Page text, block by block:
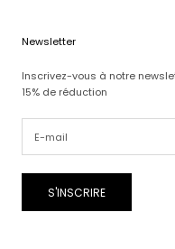
Newsletter
Inscrivez-vous à notre
15% de réduction
S'INSCRIRE